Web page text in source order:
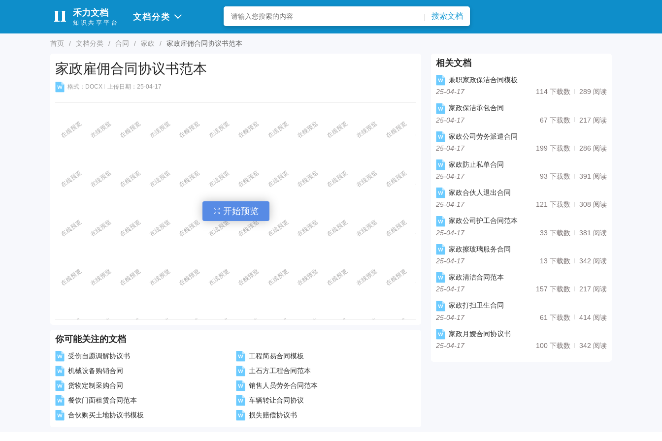
禾力文档
知识共享平台
文档分类 搜索文档
首页 / 文档分类 / 合同 / 家政 / 家政雇佣合同协议书范本
家政雇佣合同协议书范本
格式：DOCX 上传日期：25-04-17
开始预览
你可能关注的文档
受伤自愿调解协议书
机械设备购销合同
货物定制采购合同
餐饮门面租赁合同范本
合伙购买土地协议书模板
工程简易合同模板
土石方工程合同范本
销售人员劳务合同范本
车辆转让合同协议
损失赔偿协议书
相关文档
兼职家政保洁合同模板
25-04-17
114 下载数 289 阅读
家政保洁承包合同
25-04-17
67 下载数 217 阅读
家政公司劳务派遣合同
25-04-17
199 下载数 286 阅读
家政防止私单合同
25-04-17
93 下载数 391 阅读
家政合伙人退出合同
25-04-17
121 下载数 308 阅读
家政公司护工合同范本
25-04-17
33 下载数 381 阅读
家政擦玻璃服务合同
25-04-17
13 下载数 342 阅读
家政清洁合同范本
25-04-17
157 下载数 217 阅读
家政打扫卫生合同
25-04-17
61 下载数 414 阅读
家政月嫂合同协议书
25-04-17
100 下载数 342 阅读